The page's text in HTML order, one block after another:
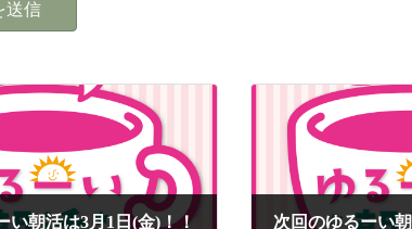
い朝活は3月1日(金)！！